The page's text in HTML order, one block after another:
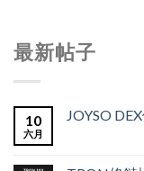
最新帖子
10
六月
JOYSO